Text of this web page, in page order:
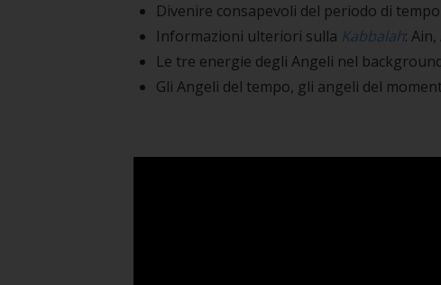
Divenire consapevoli del periodo di
Informazioni ulteriori sulla Kabbalah:
Le tre energie degli Angeli nel
Gli Angeli del tempo, gli angeli del